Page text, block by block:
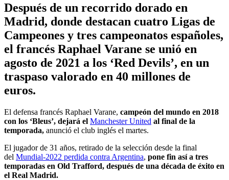
Después de un recorrido dorado en
Madrid, donde destacan cuatro Ligas de
Campeones y tres campeonatos españoles,
el francés Raphael Varane se unió en
agosto de 2021 a los ‘Red Devils’, en un
traspaso valorado en 40 millones de
euros.
El defensa francés Raphael Varane, campeón del mundo en 2018
con los ‘Bleus’, dejará el Manchester United al final de la
temporada, anunció el club inglés el martes.
El jugador de 31 años, retirado de la selección desde la final
del Mundial-2022 perdida contra Argentina, pone fin así a tres
temporadas en Old Trafford, después de una década de éxito en
el Real Madrid.